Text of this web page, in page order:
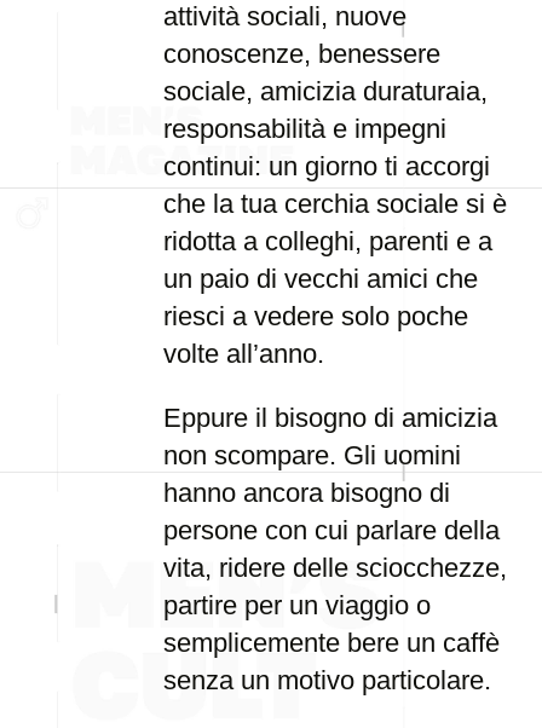
attività sociali, nuove
conoscenze, benessere
sociale, amicizia duraturaia,
responsabilità e impegni
continui: un giorno ti accorgi
che la tua cerchia sociale si è
ridotta a colleghi, parenti e a
un paio di vecchi amici che
riesci a vedere solo poche
volte all’anno.
Eppure il bisogno di amicizia
non scompare. Gli uomini
hanno ancora bisogno di
persone con cui parlare della
vita, ridere delle sciocchezze,
partire per un viaggio o
semplicemente bere un caffè
senza un motivo particolare.